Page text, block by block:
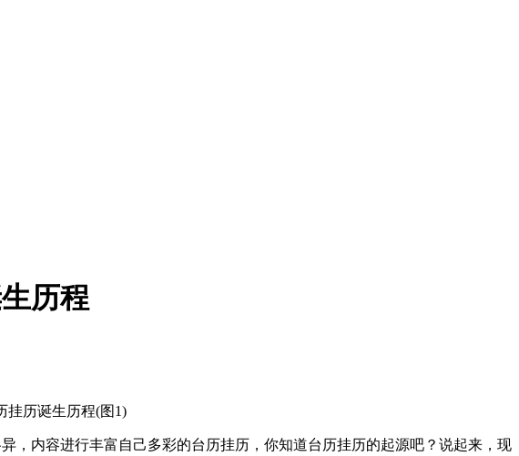
生历程
内容进行丰富自己多彩的台历挂历，你知道台历挂历的起源吧？说起来，现